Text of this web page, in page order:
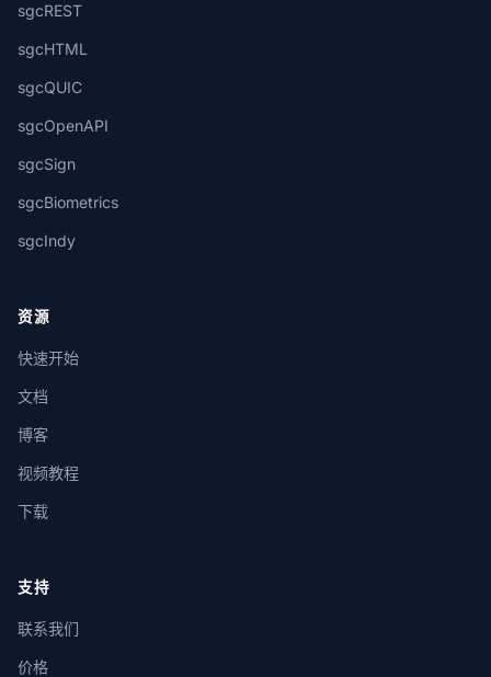
sgcREST
sgcHTML
sgcQUIC
sgcOpenAPI
sgcSign
sgcBiometrics
sgcIndy
资源
快速开始
文档
博客
视频教程
下载
支持
联系我们
价格